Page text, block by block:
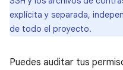
explícita y separada,
de todo el proyecto.
Puedes auditar tus